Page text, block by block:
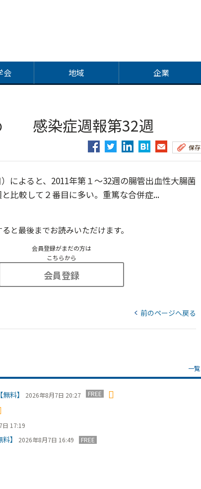
会 地域 企業
感染症週報第32週
保存
によると、2011年第１～32週の腸管出血性大腸菌
比較して２番目に多い。重篤な合併症...
と最後までお読みいただけます。
会員登録がまだの方は
こちらから
会員登録
前のページへ戻る
一覧
料】 2026年8月7日 20:27 FREE
日 17:19
】 2026年8月7日 16:49 FREE